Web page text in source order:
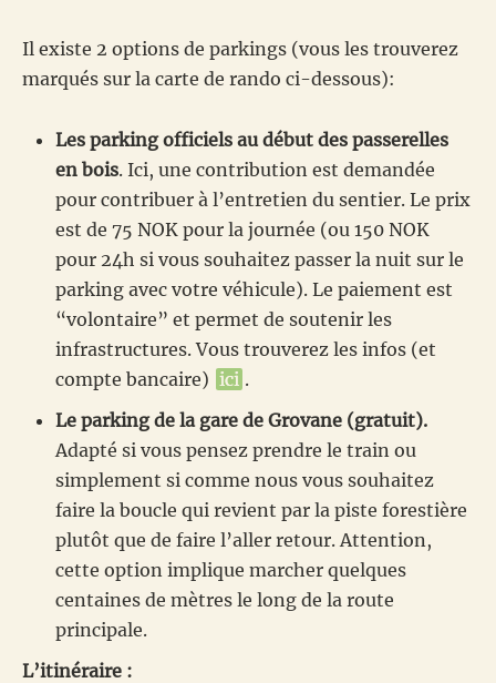
Il existe 2 options de parkings (vous les trouverez
marqués sur la carte de rando ci-dessous):
Les parking officiels au début des passerelles
en bois. Ici, une contribution est demandée
pour contribuer à l’entretien du sentier. Le prix
est de 75 NOK pour la journée (ou 150 NOK
pour 24h si vous souhaitez passer la nuit sur le
parking avec votre véhicule). Le paiement est
“volontaire” et permet de soutenir les
infrastructures. Vous trouverez les infos (et
compte bancaire) ici .
Le parking de la gare de Grovane (gratuit).
Adapté si vous pensez prendre le train ou
simplement si comme nous vous souhaitez
faire la boucle qui revient par la piste forestière
plutôt que de faire l’aller retour. Attention,
cette option implique marcher quelques
centaines de mètres le long de la route
principale.
L’itinéraire :